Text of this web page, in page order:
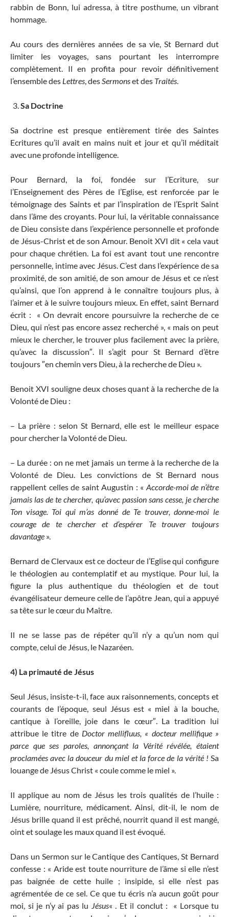
rabbin de Bonn, lui adressa, à titre posthume, un vibrant
hommage.
Au cours des dernières années de sa vie, St Bernard dut
limiter les voyages, sans pourtant les interrompre
complètement. Il en profita pour revoir définitivement
l’ensemble des Lettres , des Sermonset des Traités
Sa Doctrine
Sa doctrine est presque entièrement tirée des Saintes
Ecritures qu’il avait en mains nuit et jour et qu’il méditait
avec une profonde intelligence
Pour Bernard, la foi, fondée sur l’Ecriture, sur
l’Enseignement des Pères de l’Eglise, est renforcée par le
témoignage des Saints et par l’inspiration de l’Esprit Saint
dans l’âme des croyants. Pour lui, la véritable connaissance
de Dieu consiste dans l’expérience personnelle et profonde
de Jésus-Christ et de son Amour. Benoit XVI dit « cela vaut
pour chaque chrétien. La foi est avant tout une rencontre
personnelle, intime avec Jésus. C’est dans l’expérience de sa
proximité, de son amitié, de son amour de Jésus et ce n’est
qu’ainsi, que l’on apprend à le connaître toujours plus, à
l’aimer et à le suivre toujours mieux. En effet, saint Bernard
écrit : « On devrait encore poursuivre la recherche de ce
Dieu, qui n’est pas encore assez recherché », « mais on peut
mieux le chercher, le trouver plus facilement avec la prière,
qu’avec la discussion″. Il s’agit pour St Bernard d’être
toujours ″en chemin vers Dieu, à la recherche de Dieu ».
Benoit XVI souligne deux choses quant à la recherche de la
Volonté de Dieu :
– La prière : selon St Bernard, elle est le meilleur espace
pour chercher la Volonté de Dieu.
– La durée : on ne met jamais un terme à la recherche de la
Volonté de Dieu. Les convictions de St Bernard nous
rappellent celles de saint Augustin : « Accorde-moi de n’être
jamais las de te chercher, qu’avec passion sans cesse, je cherche
Ton visage. Toi qui m’as donné de Te trouver, donne-moi le
courage de te chercher et d’espérer Te trouver toujours
davantage ».
Bernard de Clervaux est ce docteur de l’Eglise qui configure
le théologien au contemplatif et au mystique. Pour lui, la
figure la plus authentique du théologien et de tout
évangélisateur demeure celle de l’apôtre Jean, qui a appuyé
sa tête sur le cœur du Maître.
Il ne se lasse pas de répéter qu’il n’y a qu’un nom qui
compte, celui de Jésus, le Nazaréen.
4) La primauté de Jésus
Seul Jésus, insiste-t-il, face aux raisonnements, concepts et
courants de l’époque, seul Jésus est « miel à la bouche,
cantique à l’oreille, joie dans le cœur″. La tradition lui
attribue le titre de Doctor mellifluus, « docteur mellifique »
parce que ses paroles, annonçant la Vérité révélée, étaient
proclamées avec la douceur du miel et la force de la vérité ! Sa
louange de Jésus Christ « coule comme le miel ».
Il applique au nom de Jésus les trois qualités de l’huile :
Lumière, nourriture, médicament. Ainsi, dit-il, le nom de
Jésus brille quand il est prêché, nourrit quand il est mangé,
oint et soulage les maux quand il est évoqué.
Dans un Sermon sur le Cantique des Cantiques, St Bernard
confesse : « Aride est toute nourriture de l’âme si elle n’est
pas baignée de cette huile ; insipide, si elle n’est pas
agrémentée de ce sel. Ce que tu écris n’a aucun goût pour
moi, si je n’y ai pas lu Jésus« . Et il conclut : « Lorsque tu